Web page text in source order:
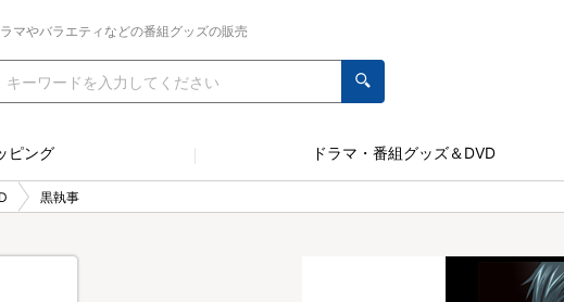
マやバラエティなどの番組グッズの販売
ピング ドラマ・番組グッズ＆DVD
黒執事